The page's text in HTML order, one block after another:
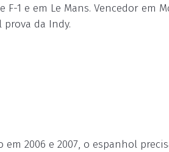
1 e em Le Mans. Vencedor em
da Indy.
em 2006 e 2007, o espanhol